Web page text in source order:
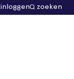
inloggen zoeken